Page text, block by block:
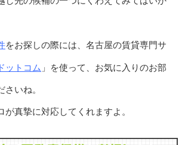
をお探しの際には、名古屋の賃貸専門サ
ットコム 」を使って、お気に入りのお部
さいね。
が真摯に対応してくれますよ。